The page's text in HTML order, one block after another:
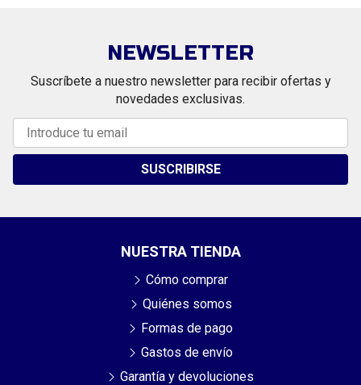
NEWSLETTER
Suscríbete a nuestro newsletter para recibir ofertas y
novedades exclusivas.
SUSCRIBIRSE
NUESTRA TIENDA
Cómo comprar
Quiénes somos
Formas de pago
Gastos de envío
Garantía y devoluciones